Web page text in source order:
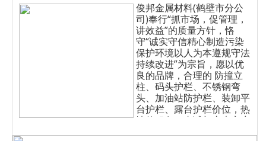
俊邦金属材料(鹤壁市分公
司)奉行“抓市场，促管理，
讲效益”的质量方针，恪
守“诚实守信精心制造污染
保护环境以人为本遵规守法
持续改进”为宗旨，愿以优
良的品牌，合理的 防撞立
柱、码头护栏、不锈钢弯
头、加油站防护栏、装卸平
台护栏、露台护栏价位，热
情的服务，真诚与广大客户